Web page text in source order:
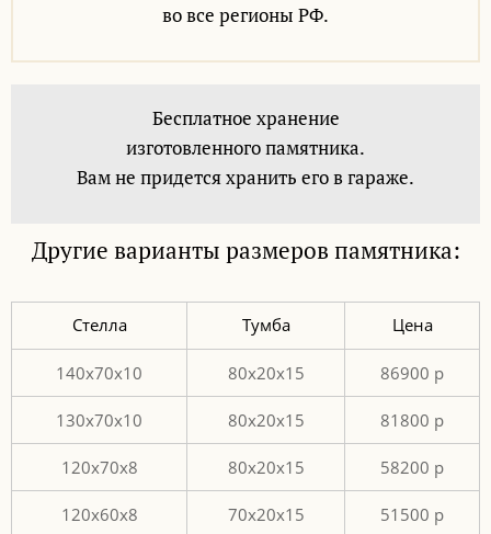
во все регионы РФ.
Бесплатное хранение
изготовленного памятника.
Вам не придется хранить его в гараже.
Другие варианты размеров памятника:
Стелла Тумба Цена
140x70x10 80x20x15 86900 p
130х70х10 80х20х15 81800 p
120х70х8 80х20х15 58200 p
120х60х8 70х20х15 51500 p